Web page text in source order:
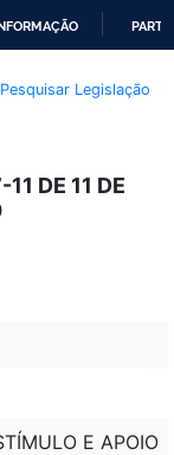
Pesquisar Legislação
DE 11 DE
E APOIO